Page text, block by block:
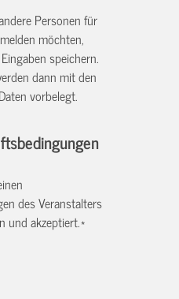
Personen für
möchten,
speichern.
dann mit den
vorbelegt.
des Veranstalters
und akzeptiert.*